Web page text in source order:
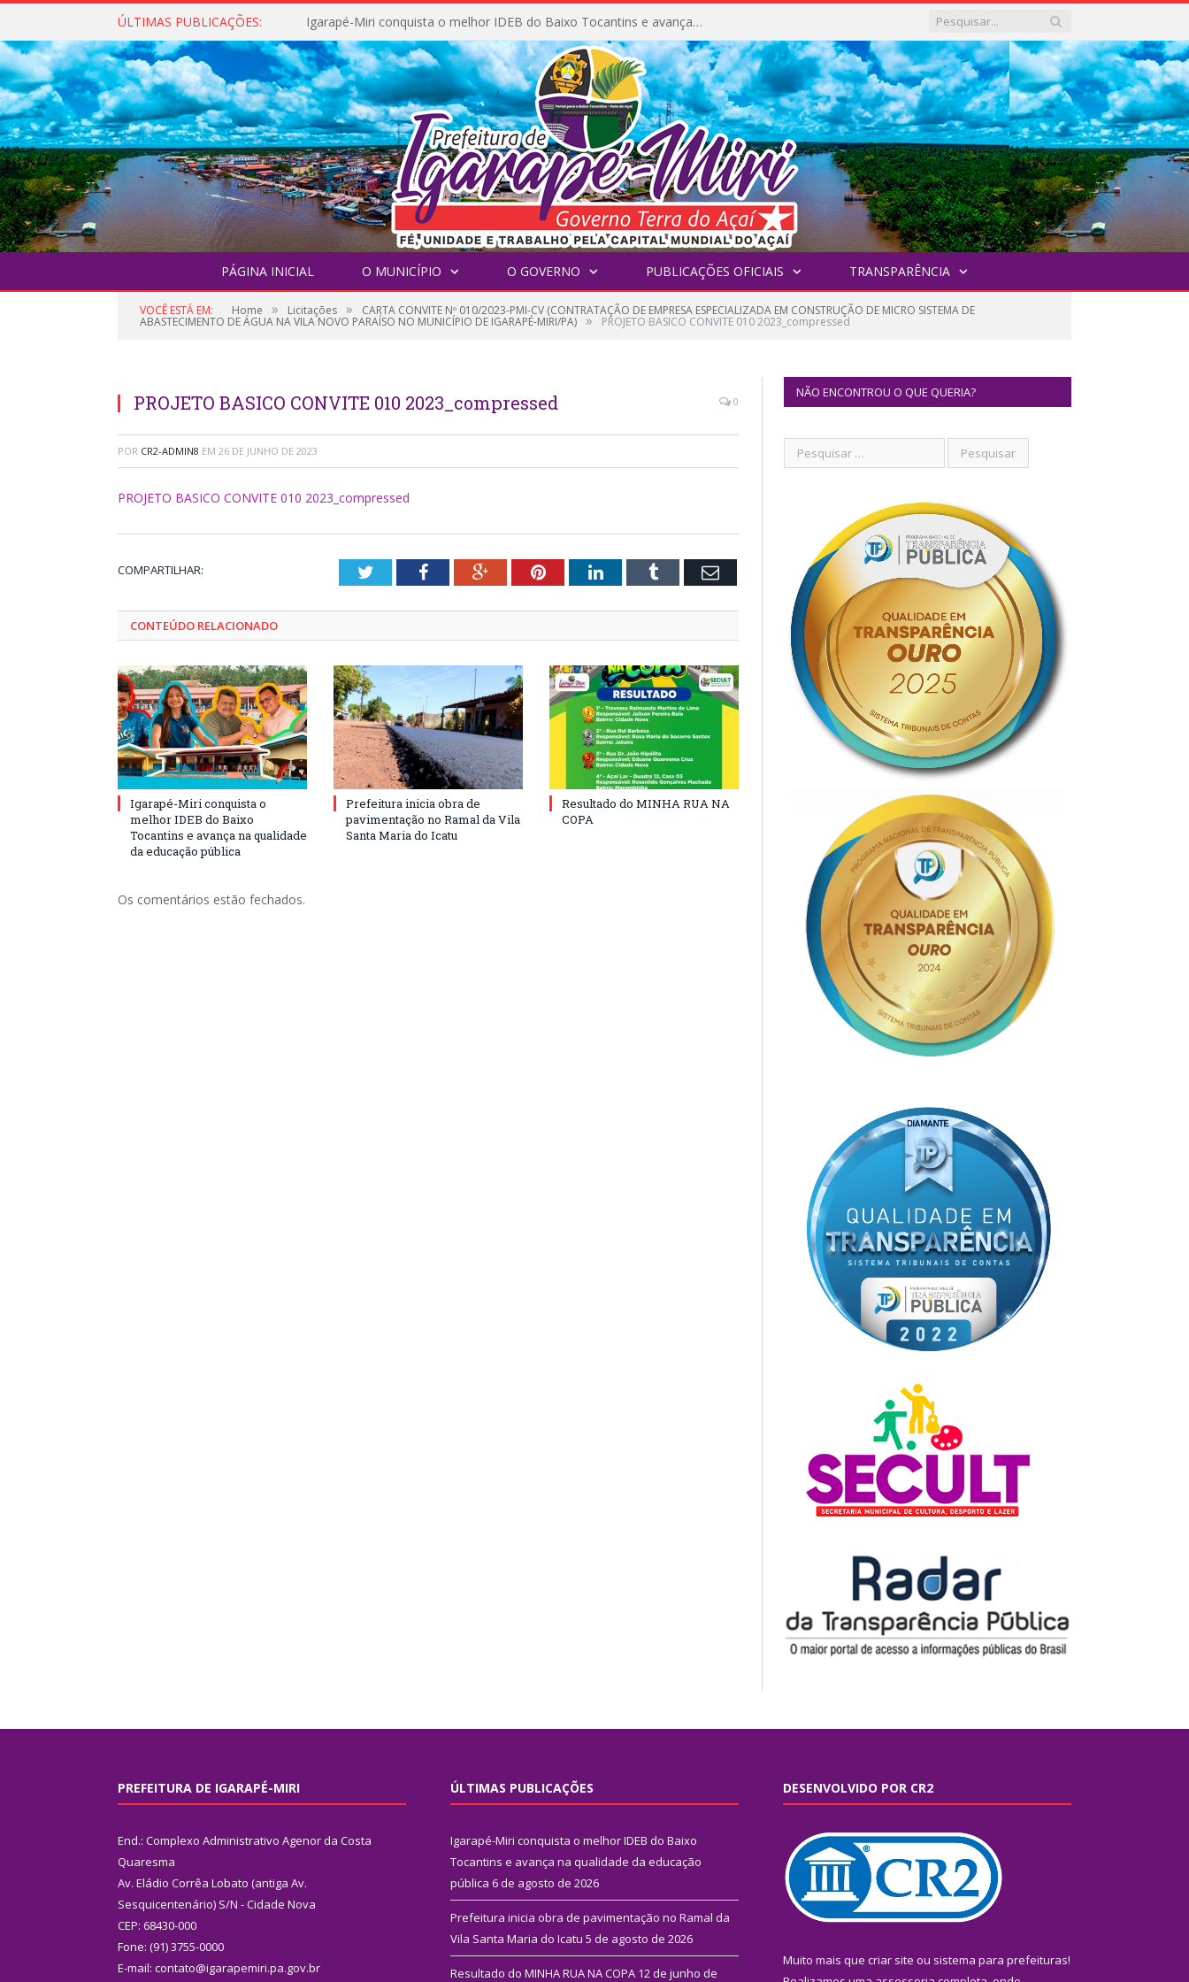
ÚLTIMAS PUBLICAÇÕES: Igarapé-Miri conquista o melhor IDEB do Baixo Tocantins e avança na qualidade da educação pública
PÁGINA INICIAL O MUNICÍPIO O GOVERNO PUBLICAÇÕES OFICIAIS TRANSPARÊNCIA
VOCÊ ESTÁ EM: Home » Licitações » CARTA CONVITE Nº 010/2023-PMI-CV (CONTRATAÇÃO DE EMPRESA ESPECIALIZADA EM CONSTRUÇÃO DE MICRO SISTEMA DE
ABASTECIMENTO DE ÁGUA NA VILA NOVO PARAÍSO NO MUNICÍPIO DE IGARAPÉ-MIRI/PA) » PROJETO BASICO CONVITE 010 2023_compressed
PROJETO BASICO CONVITE 010 2023_compressed 0
POR CR2-ADMIN8 EM 26 DE JUNHO DE 2023
PROJETO BASICO CONVITE 010 2023_compressed
COMPARTILHAR: TwitterFacebookGoogle+PinterestLinkedInTumblr Email
CONTEÚDO RELACIONADO
Igarapé-Miri conquista o
melhor IDEB do Baixo
Tocantins e avança na qualidade
da educação pública
Prefeitura inicia obra de
pavimentação no Ramal da Vila
Santa Maria do Icatu
Resultado do MINHA RUA NA
COPA
Os comentários estão fechados.
NÃO ENCONTROU O QUE QUERIA?
PREFEITURA DE IGARAPÉ-MIRI
End.: Complexo Administrativo Agenor da Costa
Quaresma
Av. Eládio Corrêa Lobato (antiga Av.
Sesquicentenário) S/N - Cidade Nova
CEP: 68430-000
Fone: (91) 3755-0000
E-mail: contato@igarapemiri.pa.gov.br
ÚLTIMAS PUBLICAÇÕES
Igarapé-Miri conquista o melhor IDEB do Baixo
Tocantins e avança na qualidade da educação
pública 6 de agosto de 2026
Prefeitura inicia obra de pavimentação no Ramal da
Vila Santa Maria do Icatu 5 de agosto de 2026
Resultado do MINHA RUA NA COPA 12 de junho de
DESENVOLVIDO POR CR2
Muito mais que criar site ou sistema para prefeituras!